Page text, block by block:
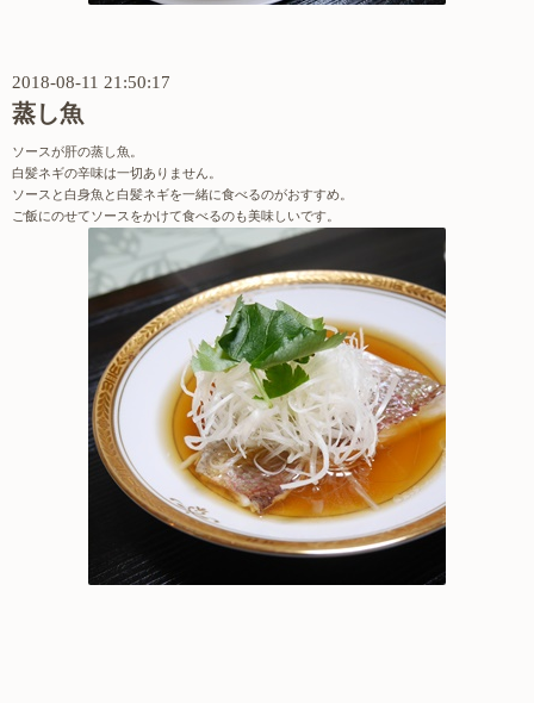
2018-08-11 21:50:17
蒸し魚
ソースが肝の蒸し魚。
白髪ネギの辛味は一切ありません。
ソースと白身魚と白髪ネギを一緒に食べるのがおすすめ。
ご飯にのせてソースをかけて食べるのも美味しいです。